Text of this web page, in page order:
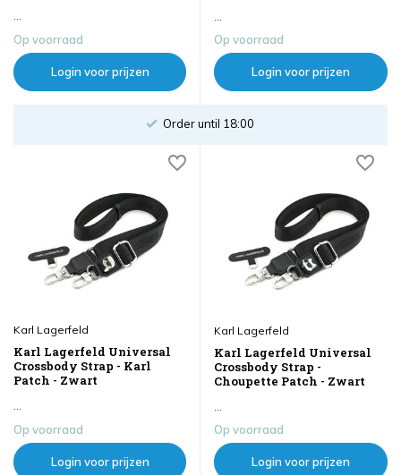
Op voorraad
Login voor prijzen
Op voorraad
Login voor prijzen
Order until 18:00
Karl Lagerfeld
Karl Lagerfeld Universal
Crossbody Strap - Karl
Patch - Zwart
...
Op voorraad
Login voor prijzen
Karl Lagerfeld
Karl Lagerfeld Universal
Crossbody Strap -
Choupette Patch - Zwart
...
Op voorraad
Login voor prijzen